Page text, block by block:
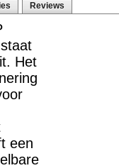
Reviews
Het
een